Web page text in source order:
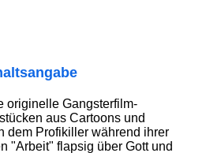
originelle Gangsterfilm-
aus Cartoons und
dem Profikiller während ihrer
"Arbeit" flapsig über Gott und